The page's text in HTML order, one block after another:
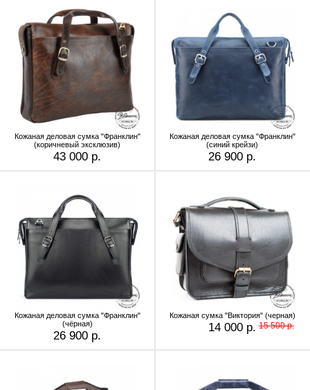
Кожаная деловая сумка "Франклин"
(коричневый эксклюзив)
43 000 р.
Кожаная деловая сумка "Франклин"
(синий крейзи)
26 900 р.
Кожаная деловая сумка "Франклин"
(чёрная)
26 900 р.
Кожаная сумка "Виктория" (черная)
14 000 р. 15 500 р.